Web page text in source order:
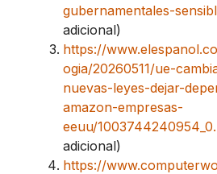
gubernamentales-
adicional)
https://
ogia/20260511/ue-
nuevas-leyes-dejar-
amazon-empresas-
eeuu/
adicional)
https://